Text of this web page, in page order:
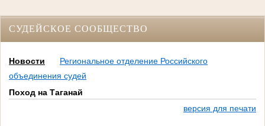
СУДЕЙСКОЕ СООБЩЕСТВО
Новости
Региональное отделение Российского
объединения судей
Поход на Таганай
версия для печати